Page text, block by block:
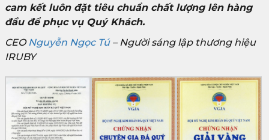
cam kết luôn đặt tiêu chuẩn chất lượng lên hàng
đầu để phục vụ Quý Khách.
CEONguyễn Ngọc Tú– Người sáng lập thương hiệu
IRUBY